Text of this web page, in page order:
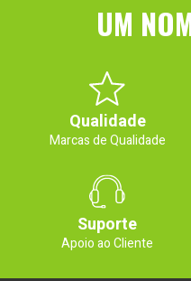
UM
Qualidade
Marcas de Qualidade
Suporte
Apoio ao Cliente